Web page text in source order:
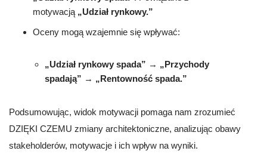
motywacją „Udział rynkowy.”
Oceny mogą wzajemnie się wpływać:
„Udział rynkowy spada” → „Przychody
spadają” → „Rentowność spada.”
Podsumowując, widok motywacji pomaga nam zrozumieć
DZIĘKI CZEMU zmiany architektoniczne, analizując obawy
stakeholderów, motywacje i ich wpływ na wyniki.